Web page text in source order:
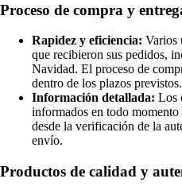
Proceso de compra y
Rapidez y eficiencia: Varios
que recibieron sus pedidos,
Navidad. El proceso de
dentro de los plazos previstos.
Información detallada: Los
informados en todo momento
desde la verificación de la
envío.
Productos de calidad y